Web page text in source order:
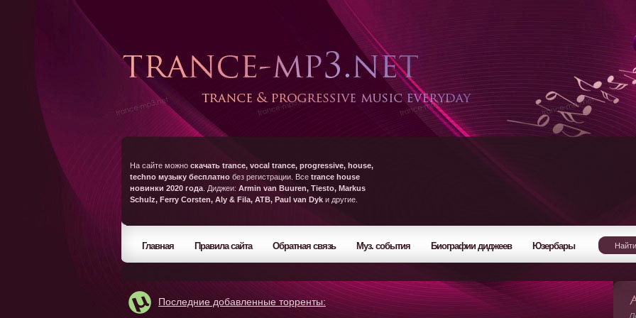
На сайте можно скачать trance, vocal trance, progressive, house,
techno музыку бесплатно без регистрации. Все trance house
новинки 2020 года . Диджеи: Armin van Buuren, Tiesto, Markus
Schulz, Ferry Corsten, Aly & Fila, ATB, Paul van Dyk и другие.
Главная Правила сайта Обратная связь Муз. события Биографии диджеев Юзербары
Последние добавленные торренты: